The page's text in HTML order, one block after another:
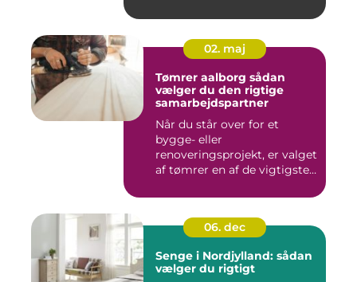
02. maj
Tømrer aalborg sådan
vælger du den rigtige
samarbejdspartner
Når du står over for et
bygge- eller
renoveringsprojekt, er valget
af tømrer en af de vigtigste
06. dec
Senge i Nordjylland: sådan
vælger du rigtigt